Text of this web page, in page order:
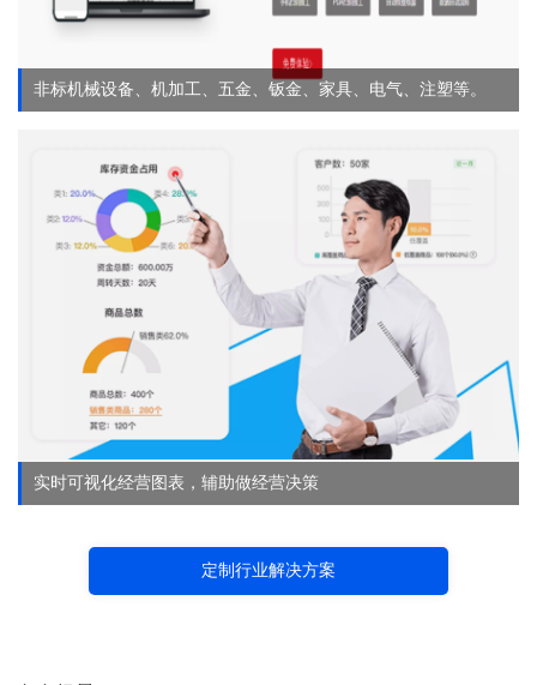
非标机械设备、机加工、五金、钣金、家具、电气、注塑等。
实时可视化经营图表，辅助做经营决策
定制行业解决方案